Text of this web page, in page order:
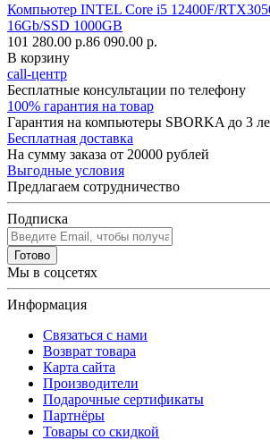
Компьютер INTEL Core i5 12400F/
16Gb/SSD 1000GB
101 280.00 р.86 090.00 р.
В корзину
call-центр
Бесплатные консультации по телефону
100% гарантия на товар
Гарантия на компьютеры SBORKA до 3
Бесплатная доставка
На сумму заказа от 20000 рублей
Выгодные условия
Предлагаем сотрудничество
Подписка
Готово
Мы в соцсетях
Информация
Связаться с нами
Возврат товара
Карта сайта
Производители
Подарочные сертификаты
Партнёры
Товары со скидкой